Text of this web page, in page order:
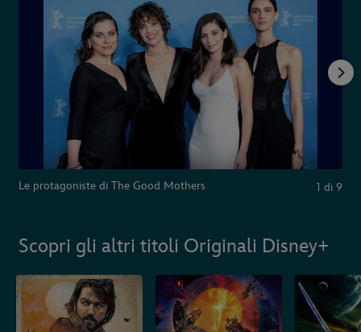
Le protagoniste di The Good Mothers 1 di 9
Scopri gli altri titoli Originali Disney+